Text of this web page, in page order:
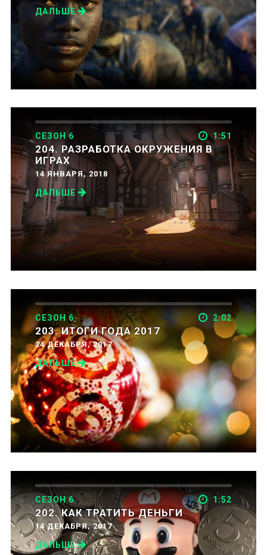
ДАЛЬШЕ
СЕЗОН 6 1:51
204. РАЗРАБОТКА ОКРУЖЕНИЯ В
ИГРАХ
14 ЯНВАРЯ, 2018
ДАЛЬШЕ
СЕЗОН 6 2:02
203. ИТОГИ ГОДА 2017
24 ДЕКАБРЯ, 2017
ДАЛЬШЕ
СЕЗОН 6 1:52
202. КАК ТРАТИТЬ ДЕНЬГИ
14 ДЕКАБРЯ, 2017
ДАЛЬШЕ